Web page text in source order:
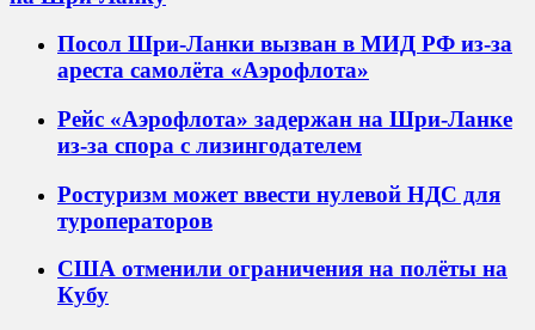
Посол Шри-Ланки вызван в МИД РФ из-за
ареста самолёта «Аэрофлота»
Рейс «Аэрофлота» задержан на Шри-Ланке
из-за спора с лизингодателем
Ростуризм может ввести нулевой НДС для
туроператоров
США отменили ограничения на полёты на
Кубу